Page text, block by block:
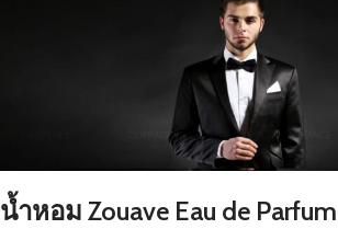
น้ำหอม Zouave Eau de